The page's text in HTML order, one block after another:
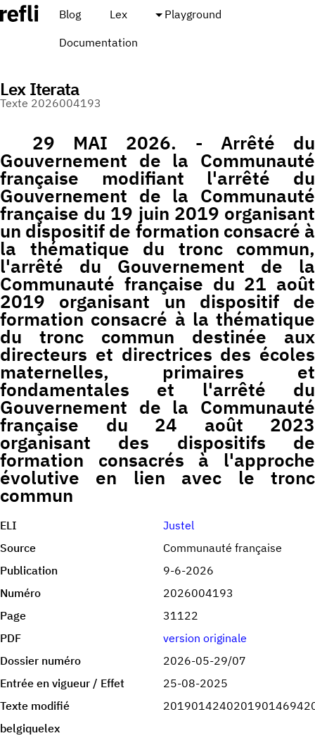
Blog Lex
Playground
Documentation
Lex Iterata
Texte 2026004193
29 MAI 2026. - Arrêté du
Gouvernement de la Communauté
française modifiant l'arrêté du
Gouvernement de la Communauté
française du 19 juin 2019 organisant
un dispositif de formation consacré à
la thématique du tronc commun,
l'arrêté du Gouvernement de la
Communauté française du 21 août
2019 organisant un dispositif de
formation consacré à la thématique
du tronc commun destinée aux
directeurs et directrices des écoles
maternelles, primaires et
fondamentales et l'arrêté du
Gouvernement de la Communauté
française du 24 août 2023
organisant des dispositifs de
formation consacrés à l'approche
évolutive en lien avec le tronc
commun
ELI
Justel
Source
Communauté française
Publication
9-6-2026
Numéro
2026004193
Page
31122
PDF
version originale
Dossier numéro
2026-05-29/07
Entrée en vigueur / Effet
25-08-2025
Texte modifié
belgiquelex